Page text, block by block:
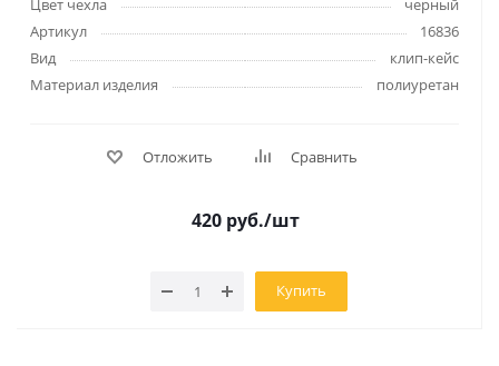
Цвет чехла
черный
Артикул
16836
Вид
клип-кейс
Материал изделия
полиуретан
Отложить Сравнить
420руб./шт
Купить